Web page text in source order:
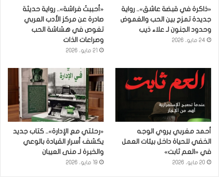
«ذاكرة في قبضة عاشق».. رواية
جديدة تمزج بين الحب والغموض
وحدود الجنون لـ علاء ذيب
24 مايو، 2026
«أحببتُ فراشة».. رواية حديثة
صادرة عن مركز الأدب العربي
تغوص في هشاشة الحب
وصراعات الذات
21 مايو، 2026
أحمد مغربي يروي الوجه
الخفي للحياة داخل بيئات العمل
في «العم ثابت»
20 مايو، 2026
«رحلتي مع الإدارة».. كتاب جديد
يكشف أسرار القيادة بالوعي
والخبرة لـ منى العيبان
19 مايو، 2026